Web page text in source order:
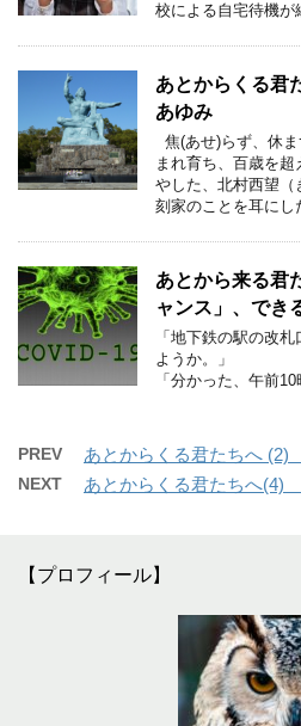
校による自宅待機が
あとからくる
あゆみ
焦(あせ)らず、休
まれ育ち、百歳を
やした、北村西望（
刻家のことを耳に
あとから来る君
ャンス」、でき
「地下鉄の駅の改
ようか。」
「分かった、午前10
PREV あとからくる君たちへ
NEXT あとからくる君たちへ(4)
【プロフィール】